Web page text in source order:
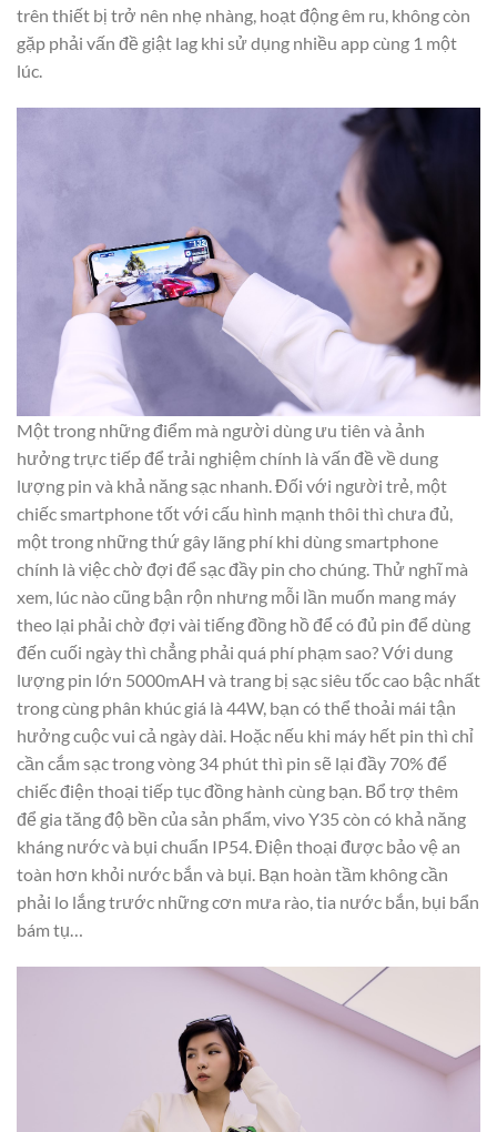
trên thiết bị trở nên nhẹ nhàng, hoạt động êm ru, không còn
gặp phải vấn đề giật lag khi sử dụng nhiều app cùng 1 một
lúc.
Một trong những điểm mà người dùng ưu tiên và ảnh
hưởng trực tiếp để trải nghiệm chính là vấn đề về dung
lượng pin và khả năng sạc nhanh. Đối với người trẻ, một
chiếc smartphone tốt với cấu hình mạnh thôi thì chưa đủ,
một trong những thứ gây lãng phí khi dùng smartphone
chính là việc chờ đợi để sạc đầy pin cho chúng. Thử nghĩ mà
xem, lúc nào cũng bận rộn nhưng mỗi lần muốn mang máy
theo lại phải chờ đợi vài tiếng đồng hồ để có đủ pin để dùng
đến cuối ngày thì chẳng phải quá phí phạm sao? Với dung
lượng pin lớn 5000mAH và trang bị sạc siêu tốc cao bậc nhất
trong cùng phân khúc giá là 44W, bạn có thể thoải mái tận
hưởng cuộc vui cả ngày dài. Hoặc nếu khi máy hết pin thì chỉ
cần cắm sạc trong vòng 34 phút thì pin sẽ lại đầy 70% để
chiếc điện thoại tiếp tục đồng hành cùng bạn. Bổ trợ thêm
để gia tăng độ bền của sản phẩm, vivo Y35 còn có khả năng
kháng nước và bụi chuẩn IP54. Điện thoại được bảo vệ an
toàn hơn khỏi nước bắn và bụi. Bạn hoàn tầm không cần
phải lo lắng trước những cơn mưa rào, tia nước bắn, bụi bẩn
bám tụ…